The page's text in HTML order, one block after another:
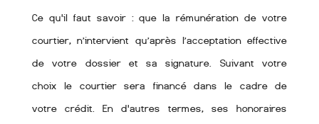
Ce qu'il faut savoir : que la rémunération de votre
courtier, n’intervient qu’après l’acceptation effective
de votre dossier et sa signature. Suivant votre
choix le courtier sera financé dans le cadre de
votre crédit. En d'autres termes, ses honoraires